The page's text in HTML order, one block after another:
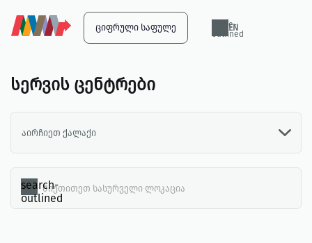
ᲪᲘᲤᲠᲣᲚᲘ ᲡᲐᲤᲣᲚᲔ
globe-
outlined
EN
სერვის ცენტრები
აირჩიეთ ქალაქი
search-
outlined